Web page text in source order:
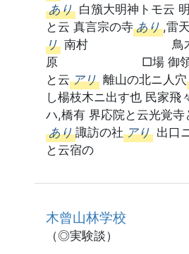
あり 白籏大明神トモ云
と云 真言宗の寺 あり ,雷
リ 南村 鳥木村
原 □場 御領 〇,
と云 アリ 離山の北ニ人穴
し楊枝木ニ出す也 民家飛
ハ,橋有 界応院と云光覚
あり 諏訪の社 アり 出口
と云宿の
木曾山林学校
（◎実験談）